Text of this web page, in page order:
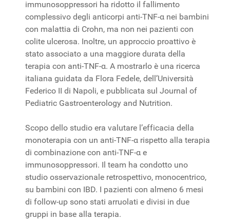
immunosoppressori ha ridotto il fallimento
complessivo degli anticorpi anti-TNF-α nei bambini
con malattia di Crohn, ma non nei pazienti con
colite ulcerosa. Inoltre, un approccio proattivo è
stato associato a una maggiore durata della
terapia con anti-TNF-α. A mostrarlo è una ricerca
italiana guidata da Flora Fedele, dell’Università
Federico II di Napoli, e pubblicata sul Journal of
Pediatric Gastroenterology and Nutrition.
Scopo dello studio era valutare l’efficacia della
monoterapia con un anti-TNF-α rispetto alla terapia
di combinazione con anti-TNF-α e
immunosoppressori. Il team ha condotto uno
studio osservazionale retrospettivo, monocentrico,
su bambini con IBD. I pazienti con almeno 6 mesi
di follow-up sono stati arruolati e divisi in due
gruppi in base alla terapia.